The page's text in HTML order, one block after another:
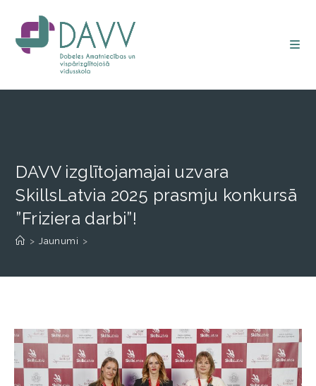
DAVV izglītojamajai uzvara
SkillsLatvia 2025 prasmju konkursā
”Friziera darbi”!
> Jaunumi >